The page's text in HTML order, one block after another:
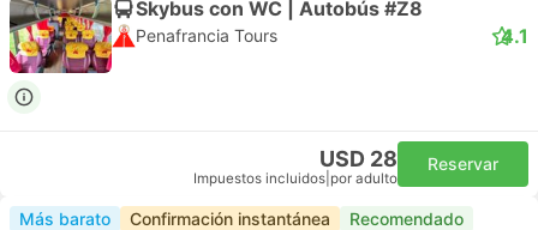
Skybus con WC | Autobús #Z8
Penafrancia Tours 4.1
USD 28
Impuestos incluidos por adulto
Reservar
Más barato Confirmación instantánea Recomendado